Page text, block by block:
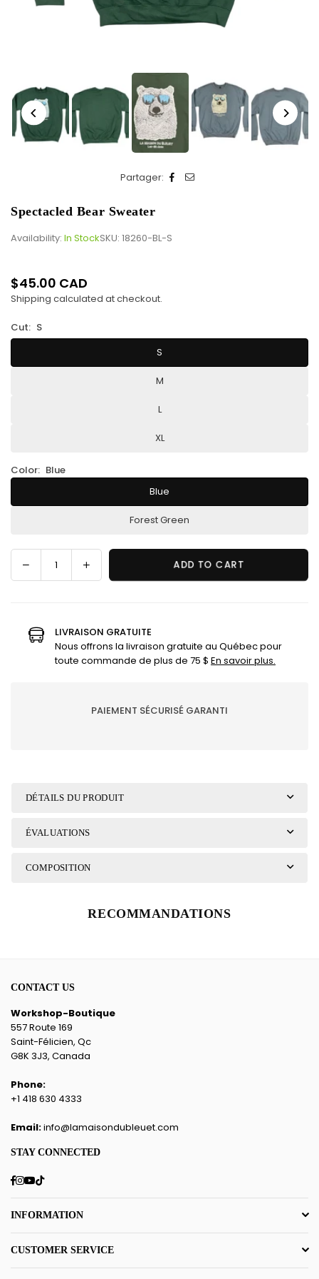
Partager:
Spectacled Bear Sweater
Availability: In StockSKU: 18260-BL-S
Regular
price
$45.00 CAD
Shipping calculated at checkout.
Cut: S
S
M
L
XL
Color: Blue
Blue
Forest Green
Decrease
quantity
Bear
Sweater
Increase
quantity
Bear
Sweater
ADD TO CART
LIVRAISON GRATUITE
Nous offrons la livraison gratuite au Québec pour
toute commande de plus de 75 $ En savoir plus.
PAIEMENT SÉCURISÉ GARANTI
DÉTAILS DU PRODUIT
ÉVALUATIONS
COMPOSITION
RECOMMANDATIONS
CONTACT US
Workshop-Boutique
557 Route 169
Saint-Félicien, Qc
G8K 3J3, Canada
Phone:
+1 418 630 4333
Email:info@lamaisondubleuet.com
STAY CONNECTED
Facebook
Instagram
YouTube
TikTok
INFORMATION
CUSTOMER SERVICE